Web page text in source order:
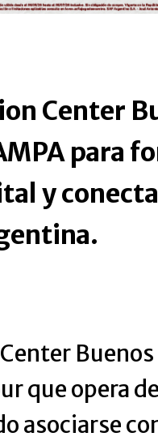
Center
para
y
que opera
asociarse